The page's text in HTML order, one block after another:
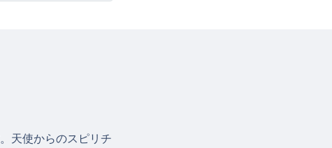
天使からのスピリチ